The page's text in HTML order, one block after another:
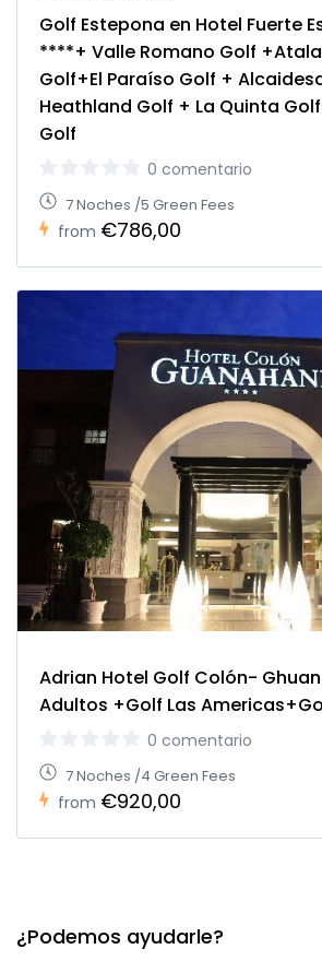
Golf Estepona en Hotel Fuerte
****+ Valle Romano Golf
Golf+El Paraíso Golf +
Heathland Golf + La Quinta
Golf
0 comentario
7 Noches /5 Green Fees
from €786,00
Adrian Hotel Golf Colón-
Adultos +Golf Las
0 comentario
7 Noches /4 Green Fees
from €920,00
¿Podemos ayudarle?